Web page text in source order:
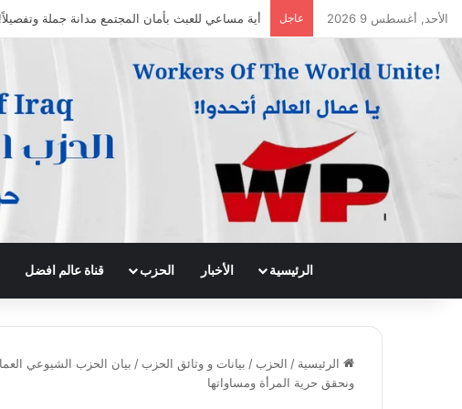
الأحد, أغسطس 9 2026 عاجل جريدة الى الامام العدد 296 – 28/07/2026
الرئيسية الأخبار الحزب قناة عالم افضل
الرئيسية / الحزب / بيانات و وثائق الحزب /
ونحقق حرية المرأة ومساواتها